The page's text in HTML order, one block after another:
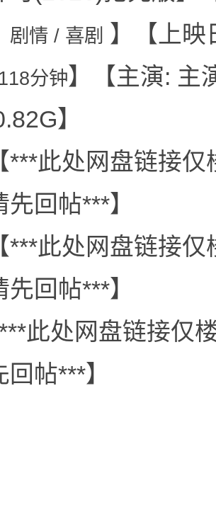
剧情 / 喜剧
】【上映
118分钟】【主演: 主
】
***此处网盘链接
回帖***】
***此处网盘链接
回帖***】
此处网盘链接仅
帖***】